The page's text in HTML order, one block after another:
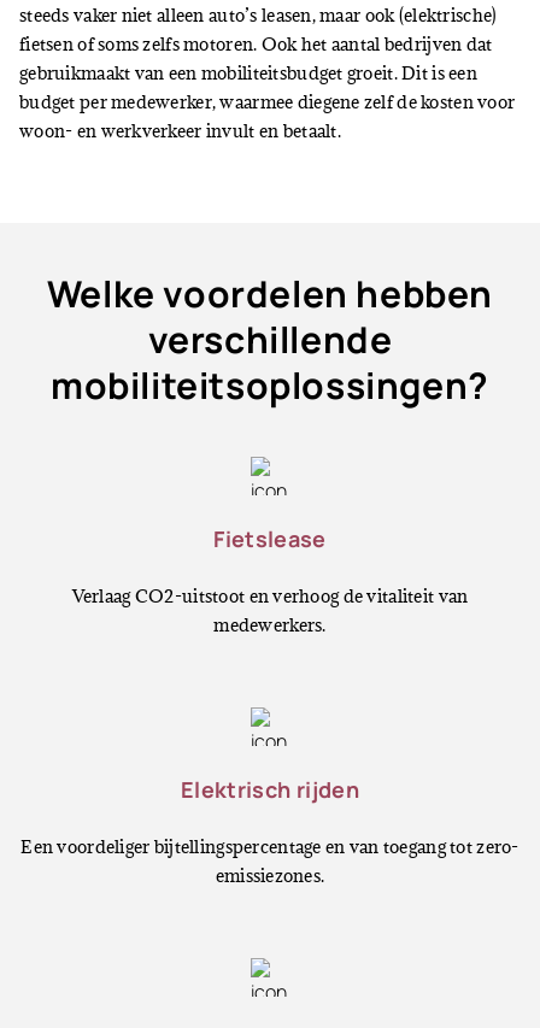
steeds vaker niet alleen auto’s leasen, maar ook (elektrische)
fietsen of soms zelfs motoren. Ook het aantal bedrijven dat
gebruikmaakt van een mobiliteitsbudget groeit. Dit is een
budget per medewerker, waarmee diegene zelf de kosten voor
woon- en werkverkeer invult en betaalt.
Welke voordelen hebben
verschillende
mobiliteitsoplossingen?
Fietslease
Verlaag CO2-uitstoot en verhoog de vitaliteit van
medewerkers.
Elektrisch rijden
Een voordeliger bijtellingspercentage en van toegang tot zero-
emissiezones.